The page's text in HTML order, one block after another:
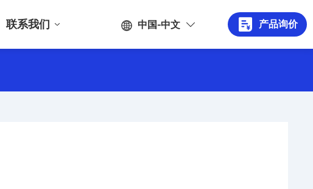
联系我们 中国-中文 产品询价